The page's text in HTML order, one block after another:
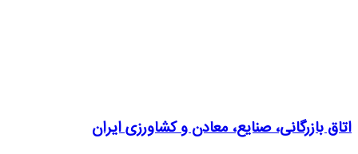
اتاق بازرگانی، صنایع، معادن و کشاورزی ایران